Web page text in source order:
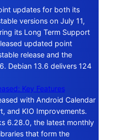
updates for both its
versions on July 11,
its Long Term Support
updated point
release and the
Debian 13.6 delivers 124
Key Features
with Android Calendar
and KIO Improvements.
6.28.0, the latest monthly
that form the